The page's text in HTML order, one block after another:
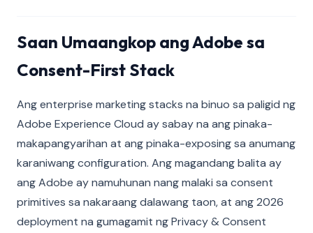
Saan Umaangkop ang Adobe sa
Consent-First Stack
Ang enterprise marketing stacks na binuo sa paligid ng
Adobe Experience Cloud ay sabay na ang pinaka-
makapangyarihan at ang pinaka-exposing sa anumang
karaniwang configuration. Ang magandang balita ay
ang Adobe ay namuhunan nang malaki sa consent
primitives sa nakaraang dalawang taon, at ang 2026
deployment na gumagamit ng Privacy & Consent